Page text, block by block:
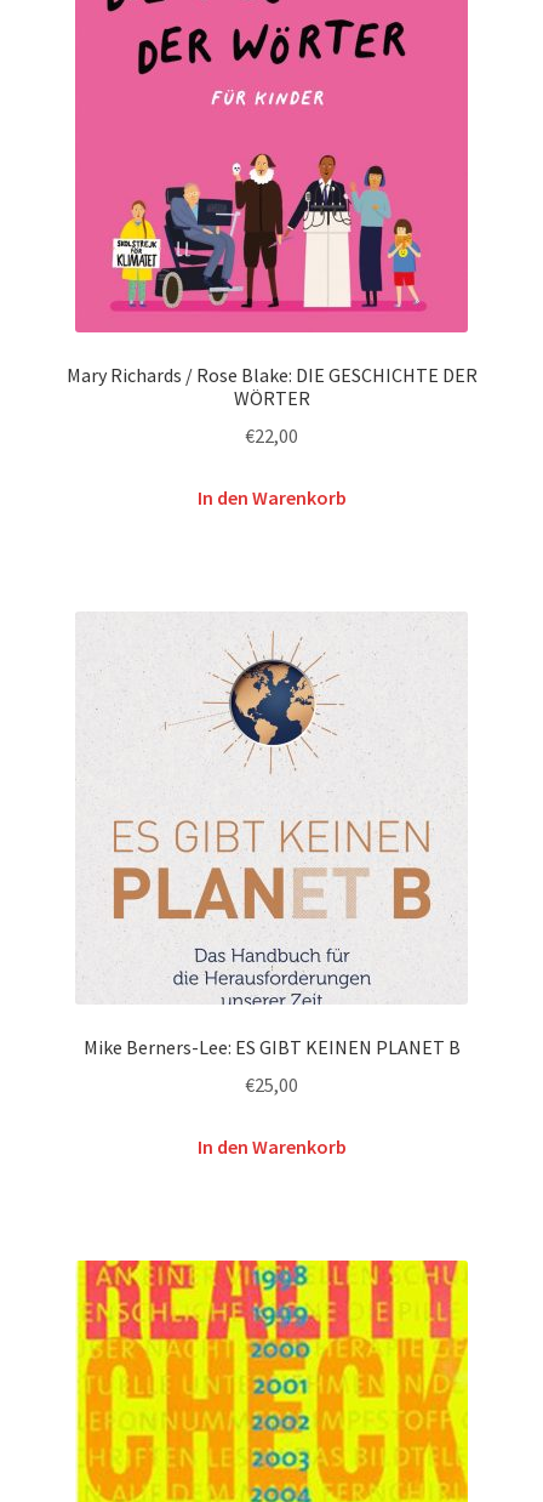
Mary Richards / Rose Blake: DIE GESCHICHTE DER
WÖRTER
€22,00
In den Warenkorb
Mike Berners-Lee: ES GIBT KEINEN PLANET B
€25,00
In den Warenkorb